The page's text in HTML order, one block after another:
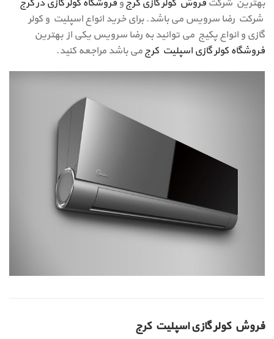
بهترین شرکت فروش کولر گازی کرجو فروشگاه کولر گازی در کرج
شرکت رضا سرویس می باشد. برای خرید انواع اسپلیت و کولر
گازی و انواع پکیج می توانید به رضا سرویس یکی از بهترین
فروشگاه کولر گازی اسپلیت کرجمی باشد مراجعه کنید.
فروش کولر گازی اسپلیت کرج